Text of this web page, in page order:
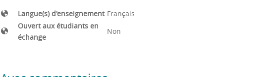
Langue(s) d'enseignement Français
Ouvert aux étudiants en
échange
Non